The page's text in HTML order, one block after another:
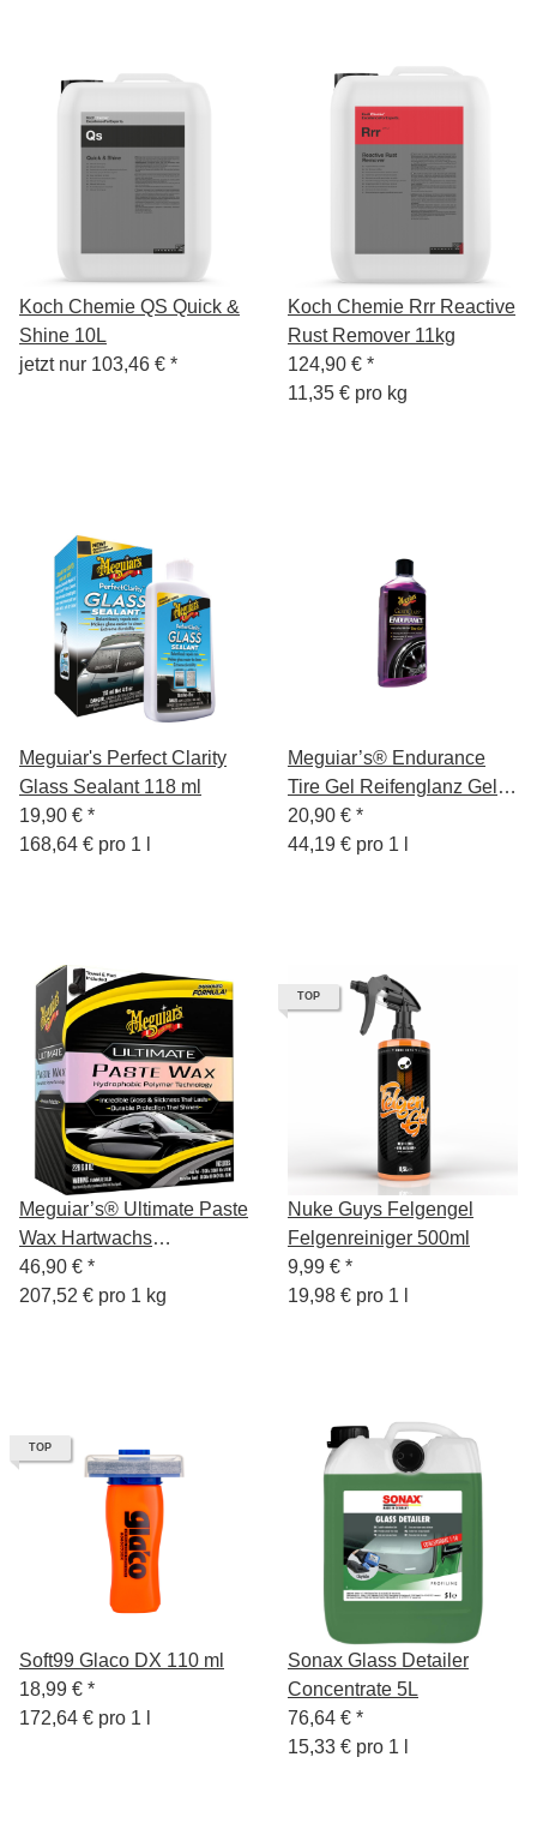
Koch Chemie QS Quick &
Shine 10L
jetzt nur 103,46 € *
Koch Chemie Rrr Reactive
Rust Remover 11kg
124,90 € *
11,35 € pro kg
Meguiar's Perfect Clarity
Glass Sealant 118 ml
19,90 € *
168,64 € pro 1 l
Meguiar’s® Endurance
Tire Gel Reifenglanz Gel
Reifenpflege 473ml
20,90 € *
44,19 € pro 1 l
Meguiar’s® Ultimate Paste
Wax Hartwachs
Wachspaste 236ml
46,90 € *
207,52 € pro 1 kg
TOP
Nuke Guys Felgengel
Felgenreiniger 500ml
9,99 € *
19,98 € pro 1 l
TOP
Soft99 Glaco DX 110 ml
18,99 € *
172,64 € pro 1 l
Sonax Glass Detailer
Concentrate 5L
76,64 € *
15,33 € pro 1 l